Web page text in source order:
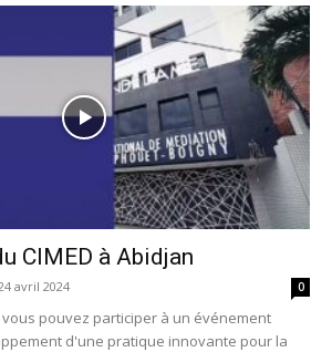
CIMED à Abidjan
avril 2024 0
vous pouvez participer à un événement
d'une pratique innovante pour la